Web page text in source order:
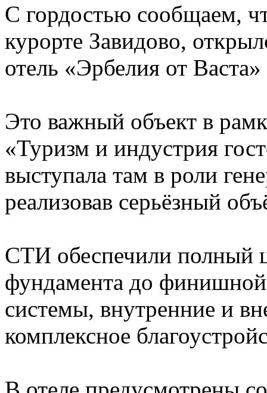
С гордостью сообщаем,
курорте Завидово,
отель «Эрбелия от
Это важный объект в
«Туризм и индустрия
выступала там в роли
реализовав серьёзный
СТИ обеспечили полный
фундамента до
системы, внутренние и
комплексное